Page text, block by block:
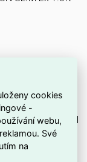
IP65
výbuchu Ex II
stmívání
cookies
-
webu,
Své
na